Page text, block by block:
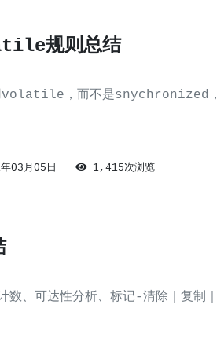
规则总结
volatile，而不是snychronized，
03月05日 1,415次浏览
、可达性分析、标记-清除｜复制｜